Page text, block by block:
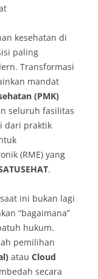
kesehatan di
paling
Transformasi
mandat
(PMK)
seluruh fasilitas
dari praktik
(RME) yang
.
ini bukan lagi
“bagaimana”
hukum.
pemilihan
atau Cloud
secara